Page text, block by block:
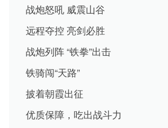
战炮怒吼 威震山谷
远程夺控 亮剑必胜
战炮列阵 “铁拳”出击
铁骑闯“天路”
披着朝霞出征
优质保障，吃出战斗力